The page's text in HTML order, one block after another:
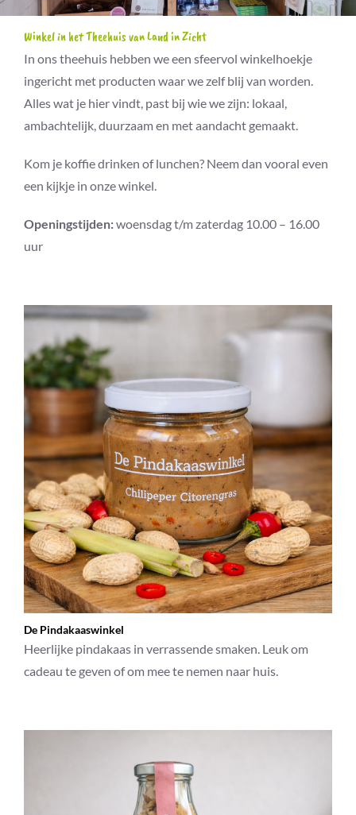
Winkel in het Theehuis van Land in Zicht
In ons theehuis hebben we een sfeervol winkelhoekje
ingericht met producten waar we zelf blij van worden.
Alles wat je hier vindt, past bij wie we zijn: lokaal,
ambachtelijk, duurzaam en met aandacht gemaakt.
Kom je koffie drinken of lunchen? Neem dan vooral even
een kijkje in onze winkel.
Openingstijden:woensdag t/m zaterdag 10.00 – 16.00
uur
De Pindakaaswinkel
Heerlijke pindakaas in verrassende smaken. Leuk om
cadeau te geven of om mee te nemen naar huis.